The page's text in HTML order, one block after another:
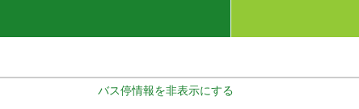
バス停情報を非表示にする